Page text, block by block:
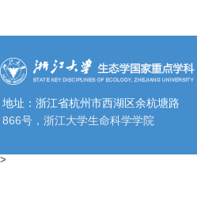
地址：浙江省杭州市西湖区余杭塘路
866号，浙江大学生命科学学院
>